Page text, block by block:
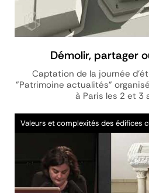
Démolir, partager
Captation de la journée
"Patrimoine actualités"
à Paris les 2 et 3
Vidéo
Valeurs et complexités des édifices